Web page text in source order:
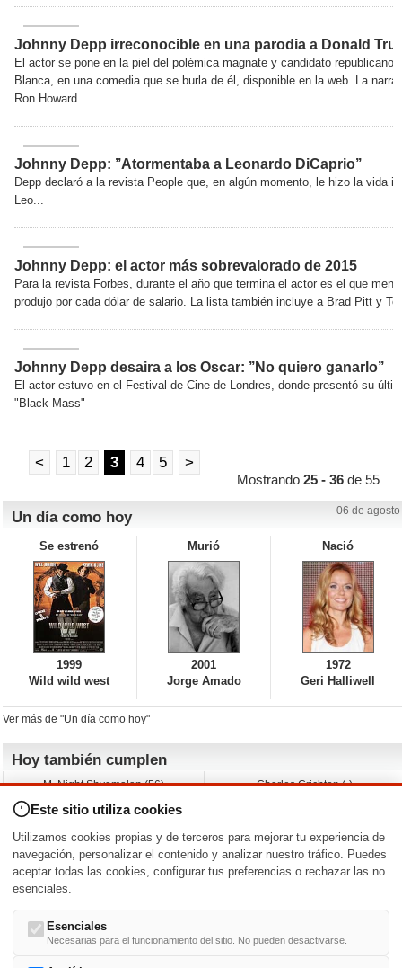
Johnny Depp irreconocible en una parodia a Donald
El actor se pone en la piel del polémica magnate y candidato republicano
Blanca, en una comedia que se burla de él, disponible en la web. La
Ron Howard...
Johnny Depp: ’’Atormentaba a Leonardo DiCaprio’’
Depp declaró a la revista People que, en algún momento, le hizo la vida
Leo...
Johnny Depp: el actor más sobrevalorado de 2015
Para la revista Forbes, durante el año que termina el actor es el que
produjo por cada dólar de salario. La lista también incluye a Brad Pitt y
Johnny Depp desaira a los Oscar: ’’No quiero ganarlo’’
El actor estuvo en el Festival de Cine de Londres, donde presentó su
"Black Mass"
< 1 2 3 4 5 >
Mostrando 25 - 36 de 55
Un día como hoy 06 de agosto
Se estrenó
1999
Wild wild west
Murió
2001
Jorge Amado
Nació
1972
Geri Halliwell
Ver más de "Un día como hoy"
Hoy también cumplen
M. Night Shyamalan (56)
Andy Warhol (98)
Melissa George (50)
Vera Farmiga (53)
Charles Crichton (-)
Jeremy Ratchford (61)
Jason O’Mara (54)
Nacimientos y estrenos en la fecha
DD/MM /
Este sitio utiliza cookies
Utilizamos cookies propias y de terceros para mejorar tu experiencia de
navegación, personalizar el contenido y analizar nuestro tráfico. Puedes
aceptar todas las cookies, configurar tus preferencias o rechazar las no
esenciales.
Esenciales
Necesarias para el funcionamiento del sitio. No pueden desactivarse.